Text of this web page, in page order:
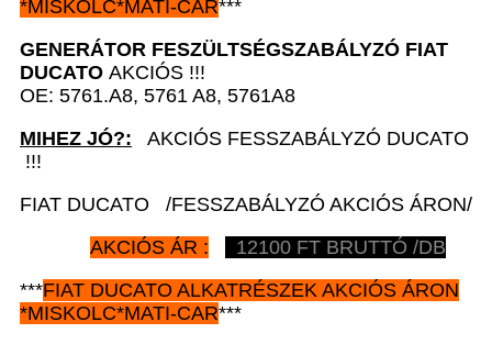
*MISKOLC*MATI-CAR***
GENERÁTOR FESZÜLTSÉGSZABÁLYZÓ FIAT
DUCATO AKCIÓS !!!
OE: 5761.A8, 5761 A8, 5761A8
MIHEZ JÓ?: AKCIÓS FESSZABÁLYZÓ DUCATO
!!!
FIAT DUCATO /FESSZABÁLYZÓ AKCIÓS ÁRON/
AKCIÓS ÁR :
12100 FT BRUTTÓ /DB
***FIAT DUCATO ALKATRÉSZEK AKCIÓS ÁRON
*MISKOLC*MATI-CAR***